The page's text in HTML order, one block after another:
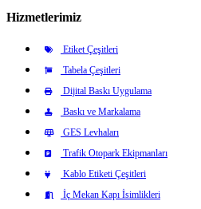
Hizmetlerimiz
Etiket Çeşitleri
Tabela Çeşitleri
Dijital Baskı Uygulama
Baskı ve Markalama
GES Levhaları
Trafik Otopark Ekipmanları
Kablo Etiketi Çeşitleri
İç Mekan Kapı İsimlikleri